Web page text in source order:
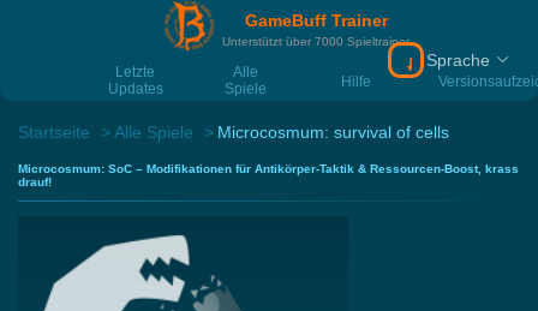
GameBuff Trainer
Unterstützt über 7000 Spieltrainer
Letzte
Updates
Alle
Spiele
Hilfe
Download
Sprache
Startseite Alle Spiele Microcosmum: survival of cells
Microcosmum: SoC – Modifikationen für Antikörper-Taktik & Ressourcen-Boost, krass
drauf!